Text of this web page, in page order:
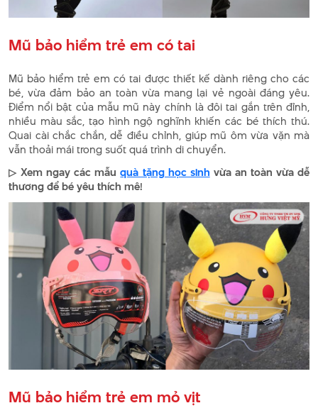
Mũ bảo hiểm trẻ em có tai
Mũ bảo hiểm trẻ em có tai được thiết kế dành riêng cho các
bé, vừa đảm bảo an toàn vừa mang lại vẻ ngoài đáng yêu.
Điểm nổi bật của mẫu mũ này chính là đôi tai gắn trên đỉnh,
nhiều màu sắc, tạo hình ngộ nghĩnh khiến các bé thích thú.
Quai cài chắc chắn, dễ điều chỉnh, giúp mũ ôm vừa vặn mà
vẫn thoải mái trong suốt quá trình di chuyển.
▷ Xem ngay các mẫuquà tặng học sinh vừa an toàn vừa dễ
thương để bé yêu thích mê!
Mũ bảo hiểm trẻ em mỏ vịt